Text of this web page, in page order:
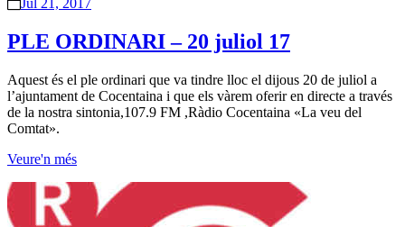
Jul 21, 2017
PLE ORDINARI – 20 juliol 17
Aquest és el ple ordinari que va tindre lloc el dijous 20 de juliol a
l’ajuntament de Cocentaina i que els vàrem oferir en directe a través
de la nostra sintonia,107.9 FM ,Ràdio Cocentaina «La veu del
Comtat».
Veure'n més